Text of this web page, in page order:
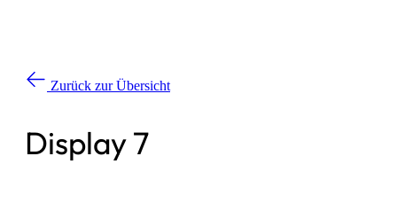
Zurück zur Übersicht
Display 7